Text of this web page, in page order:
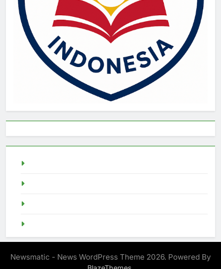
Newsmatic - News WordPress Theme 2026. Powered By